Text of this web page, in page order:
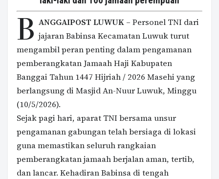
B ANGGAIPOST LUWUK – Personel TNI dari
jajaran Babinsa Kecamatan Luwuk turut
mengambil peran penting dalam pengamanan
pemberangkatan Jamaah Haji Kabupaten
Banggai Tahun 1447 Hijriah / 2026 Masehi yang
berlangsung di Masjid An-Nuur Luwuk, Minggu
(10/5/2026).
Sejak pagi hari, aparat TNI bersama unsur
pengamanan gabungan telah bersiaga di lokasi
guna memastikan seluruh rangkaian
pemberangkatan jamaah berjalan aman, tertib,
dan lancar. Kehadiran Babinsa di tengah